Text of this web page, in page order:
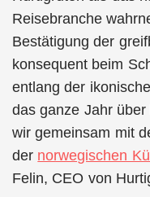
Reisebranche
Bestätigung der
konsequent beim
entlang der
das ganze Jahr
wir gemeinsam mit
der norwegischen
Felin, CEO von